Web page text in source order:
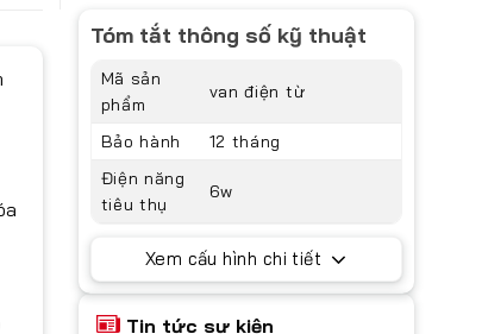
Tóm tắt thông số kỹ thuật
Mã sản
phẩm
van điện từ
Bảo hành
12 tháng
Điện năng
tiêu thụ
6w
Xem cấu hình chi tiết
Tin tức sự kiện